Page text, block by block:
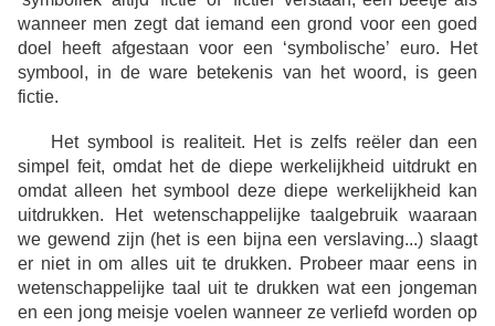
wanneer men zegt dat iemand een grond voor een goed
doel heeft afgestaan voor een ‘symbolische’ euro. Het
symbool, in de ware betekenis van het woord, is geen
fictie.
Het symbool is realiteit. Het is zelfs reëler dan een
simpel feit, omdat het de diepe werkelijkheid uitdrukt en
omdat alleen het symbool deze diepe werkelijkheid kan
uitdrukken. Het wetenschappelijke taalgebruik waaraan
we gewend zijn (het is een bijna een verslaving...) slaagt
er niet in om alles uit te drukken. Probeer maar eens in
wetenschappelijke taal uit te drukken wat een jongeman
en een jong meisje voelen wanneer ze verliefd worden op